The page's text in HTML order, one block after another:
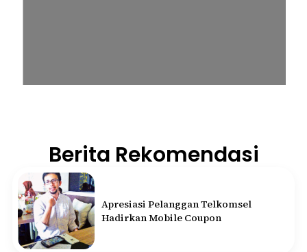
Berita Rekomendasi
Apresiasi Pelanggan Telkomsel
Hadirkan Mobile Coupon